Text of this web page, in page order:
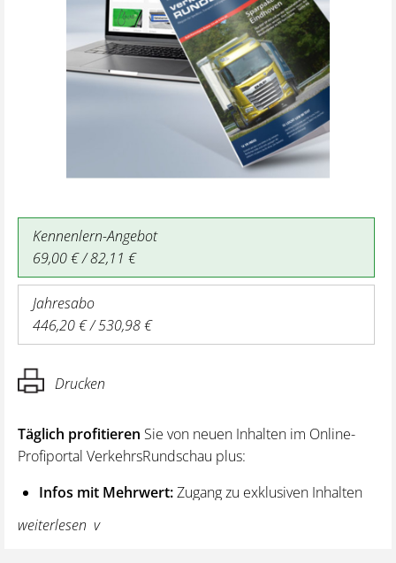
Kennenlern-Angebot
69,00 € / 82,11 €
Jahresabo
446,20 € / 530,98 €
Drucken
Täglich profitieren Sie von neuen Inhalten im Online-
Profiportal VerkehrsRundschau plus:
Infos mit Mehrwert:Zugang zu exklusiven Inhalten
und Hintergrundwissen – von aktuellen Regelungen
wie z. B. bei den Lenk- und Ruhezeiten,
weiterlesen